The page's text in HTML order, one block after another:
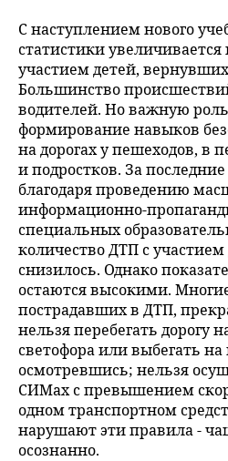
С наступлением нового
статистики
участием детей,
Большинство
водителей. Но важную
формирование навыков
на дорогах у пешеходов, в
и подростков. За
благодаря проведению
информационно-
специальных
количество ДТП с
снизилось. Однако
остаются высокими.
пострадавших в ДТП,
нельзя перебегать дорогу
светофора или выбегать
осмотревшись; нельзя
СИМах с превышением
одном транспортном
нарушают эти правила -
осознанно.